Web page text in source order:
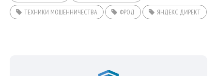
ТЕХНИКИ МОШЕННИЧЕСТВА
ФРОД ЯНДЕКС ДИРЕКТ